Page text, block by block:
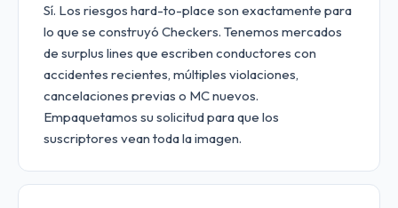
Sí. Los riesgos hard-to-place son exactamente para
lo que se construyó Checkers. Tenemos mercados
de surplus lines que escriben conductores con
accidentes recientes, múltiples violaciones,
cancelaciones previas o MC nuevos.
Empaquetamos su solicitud para que los
suscriptores vean toda la imagen.